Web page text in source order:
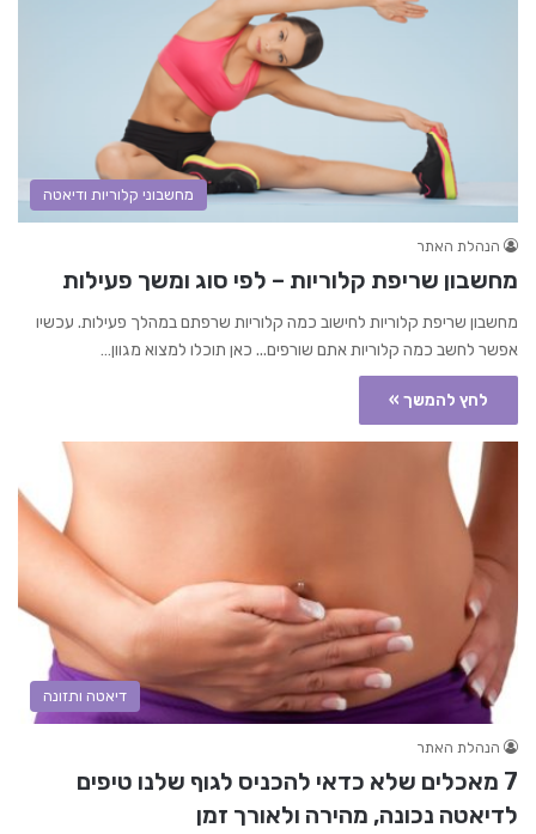
מחשבוני קלוריות ודיאטה
הנהלת האתר
מחשבון שריפת קלוריות – לפי סוג ומשך פעילות
מחשבון שריפת קלוריות לחישוב כמה קלוריות שרפתם במהלך פעילות. עכשיו
אפשר לחשב כמה קלוריות אתם שורפים... כאן תוכלו למצוא מגוון…
לחץ להמשך »
דיאטה ותזונה
הנהלת האתר
7 מאכלים שלא כדאי להכניס לגוף שלנו טיפים
לדיאטה נכונה, מהירה ולאורך זמן